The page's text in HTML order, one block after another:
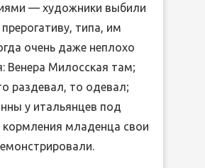
— художники выбили
типа, им
очень даже неплохо
Венера Милосская там;
раздевал, то одевал;
у итальянцев под
младенца свои